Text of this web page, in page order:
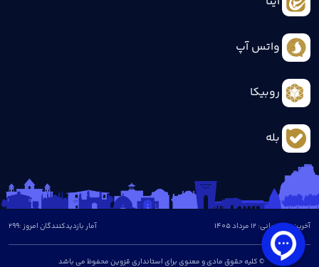
واتس آپ
روبیکا
بله
آخرین بروزرسانی: 12 مرداد 1405
© کلیه حقوق مادی و معنوی برای استانداری قزوین محفوظ می باشد
آمار بازدیدکنندگان امروز :299